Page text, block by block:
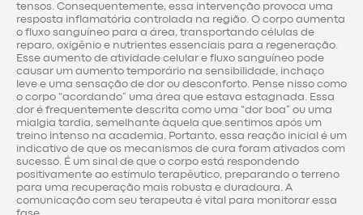
tensos. Consequentemente, essa intervenção provoca uma
resposta inflamatória controlada na região. O corpo aumenta
o fluxo sanguíneo para a área, transportando células de
reparo, oxigênio e nutrientes essenciais para a regeneração.
Esse aumento de atividade celular e fluxo sanguíneo pode
causar um aumento temporário na sensibilidade, inchaço
leve e uma sensação de dor ou desconforto. Pense nisso como
o corpo “acordando” uma área que estava estagnada. Essa
dor é frequentemente descrita como uma “dor boa” ou uma
mialgia tardia, semelhante àquela que sentimos após um
treino intenso na academia. Portanto, essa reação inicial é um
indicativo de que os mecanismos de cura foram ativados com
sucesso. É um sinal de que o corpo está respondendo
positivamente ao estímulo terapêutico, preparando o terreno
para uma recuperação mais robusta e duradoura. A
comunicação com seu terapeuta é vital para monitorar essa